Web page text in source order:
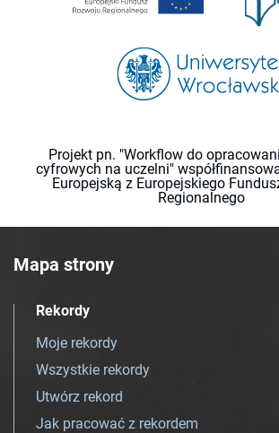
Projekt pn. "Workflow do
cyfrowych na uczelni"
Europejską z Europejskiego
Regionalnego
Mapa strony
Rekordy
Moje rekordy
Wszystkie rekordy
Utwórz rekord
Jak pracować z rekordem